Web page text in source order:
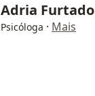
Adria Furtado
Psicóloga · Mais